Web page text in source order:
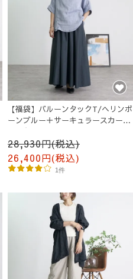
【福袋】バルーンタックT/ヘリンボ
ーンブルー＋サーキュラースカー
ト/ブラック
28,930円(税込)
26,400円(税込)
1件